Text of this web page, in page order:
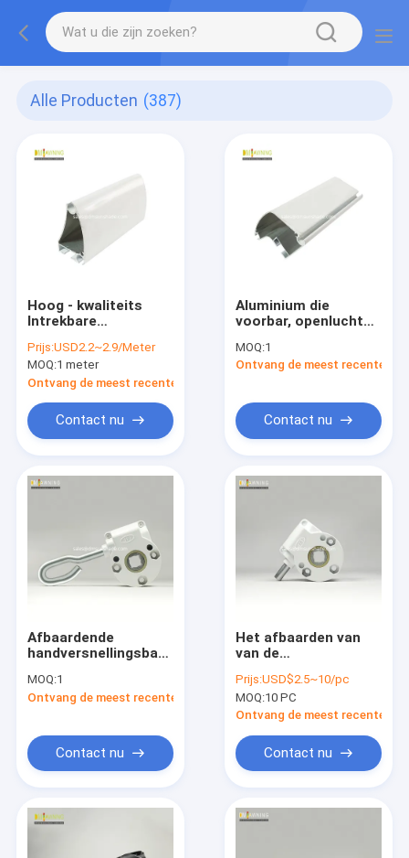
Alle Producten (387)
Hoog - kwaliteits
Intrekbare
Afbaardende
Componenten, alu
voorbar
Prijs:USD2.2~2.9/Meter
MOQ:1 meter
Ontvang de meest recente Prijs
Contact nu
Aluminium die
voorbar, openlucht
delengroothandel
afbaarden
MOQ:1
Ontvang de meest recente
Contact nu
Afbaardende
handversnellingsbak,
assemblagefabrikanten
MOQ:1
Ontvang de meest recente Prijs
Contact nu
Het afbaarden van
van de
afbaardende
vervangstukken van
de Koperkern
/awning/het
afbaarden van
Prijs:USD$2.5~10/pc
MOQ:10 PC
Ontvang de meest recente
Contact nu